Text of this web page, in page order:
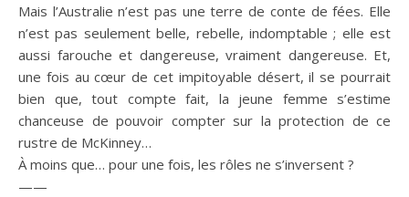
Mais l’Australie n’est pas une terre de conte de fées. Elle
n’est pas seulement belle, rebelle, indomptable ; elle est
aussi farouche et dangereuse, vraiment dangereuse. Et,
une fois au cœur de cet impitoyable désert, il se pourrait
bien que, tout compte fait, la jeune femme s’estime
chanceuse de pouvoir compter sur la protection de ce
rustre de McKinney…
À moins que… pour une fois, les rôles ne s’inversent ?
——